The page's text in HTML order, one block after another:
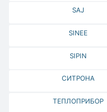
SAJ
SINEE
SIPIN
СИТРОНА
ТЕПЛОПРИБОР